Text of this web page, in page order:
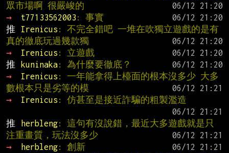
眾市場啊 很嚴峻的
→
t77133562003 : 事實
推
Irenicus : 不完全錯吧 一堆在吹獨立遊戲的是有
真的徹底玩過幾款獨
→
Irenicus : 立遊戲
推
kuninaka: 為什麼要徹底？
→
Irenicus : 一年能拿得上檯面的根本沒多少 大多
數根本只是劣等的模
→
Irenicus : 仿甚至是接近詐騙的粗製濫造
推
herbleng: 這句有沒說錯，最近大多遊戲就是只
注重畫質，玩法沒多少
→
herbleng: 創新